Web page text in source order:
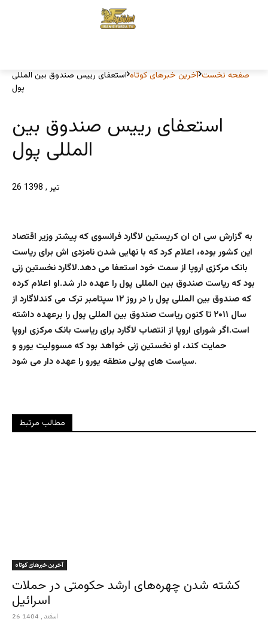
صفحه نخست آخرین خبرهای کوتاه استعفای رییس صندوق بین المللی
پول
استعفای رییس صندوق بین
المللی پول
26 تیر , 1398
به گزارش سی ان ان کریستین لاگارد فرانسوی که پیشتر وزیر اقتصاد
این کشور بوده، اعلام کرد که با نهایی شدن نامزدی اش برای ریاست
بانک مرکزی اروپا از سمت خود استعفا می دهد.لاگارد نخستین زنی
بود که ریاست صندوق بین المللی پول را عهده دار شد.او اعلام کرده
که صندوق بین المللی پول را در روز ۱۲ سپتامبر ترک می کندلاگارد از
سال ۲۰۱۱ تا کنون ریاست صندوق بین المللی پول را برعهده داشته
است.اگر شورای اروپا از انتصاب لاگارد برای ریاست بانک مرکزی اروپا
حمایت کند، او نخستین زنی خواهد بود که مسوولیت یورو و
سیاست های پولی منطقه یورو را عهده دار می شود.
مطالب مرتبط
آخرین خبرهای کوتاه
کشته شدن چهره‌های ارشد حکومتی در حملات
اسرائیل
26 اسفند , 1404